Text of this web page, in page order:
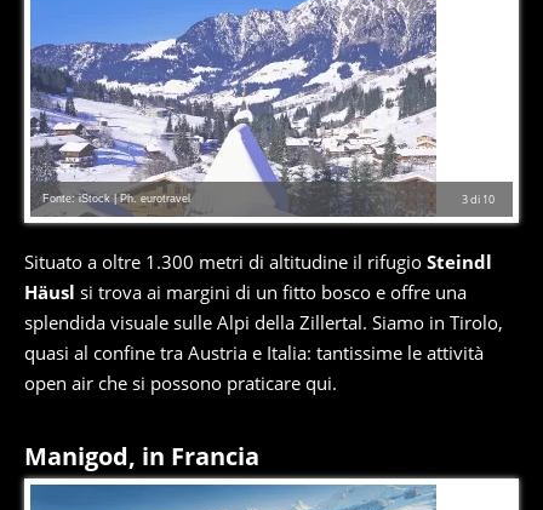
3di 10
Fonte: iStock | Ph. eurotravel
Situato a oltre 1.300 metri di altitudine il rifugio Steindl
Häusl si trova ai margini di un fitto bosco e offre una
splendida visuale sulle Alpi della Zillertal. Siamo in Tirolo,
quasi al confine tra Austria e Italia: tantissime le attività
open air che si possono praticare qui.
Manigod, in Francia